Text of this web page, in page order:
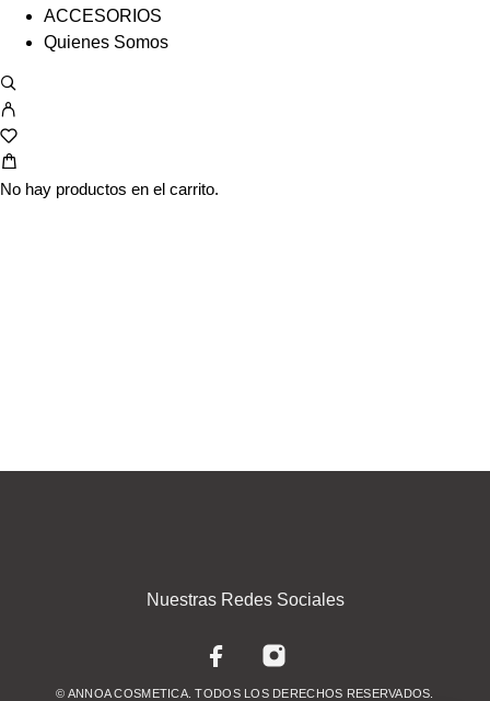
ACCESORIOS
Quienes Somos
No hay productos en el carrito.
Nuestras Redes Sociales
© ANNOA COSMETICA. TODOS LOS DERECHOS RESERVADOS.